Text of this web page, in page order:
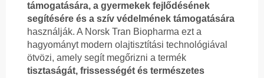
támogatására, a gyermekek fejlődésének
segítésére és a szív védelmének támogatására
használják. A Norsk Tran Biopharma ezt a
hagyományt modern olajtisztítási technológiával
ötvözi, amely segít megőrizni a termék
tisztaságát, frissességét és természetes